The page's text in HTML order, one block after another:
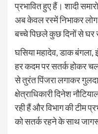
प्रभावित हुए हैं। शादी
अब केवल रस्में निभाकर लोग
बच्चे पिछले कुछ दिनों से घर
घसिया महादेव, डाक
हर कदम पर सतर्क होकर
से तुरंत पिंजरा लगाकर
क्षेत्राधिकारी दिनेश
रही हैं और विभाग की टीम
को सतर्क रहने के साथ